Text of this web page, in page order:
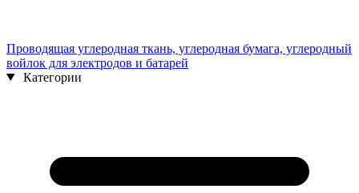
Проводящая углеродная ткань, углеродная бумага, углеродный
войлок для электродов и батарей
Категории